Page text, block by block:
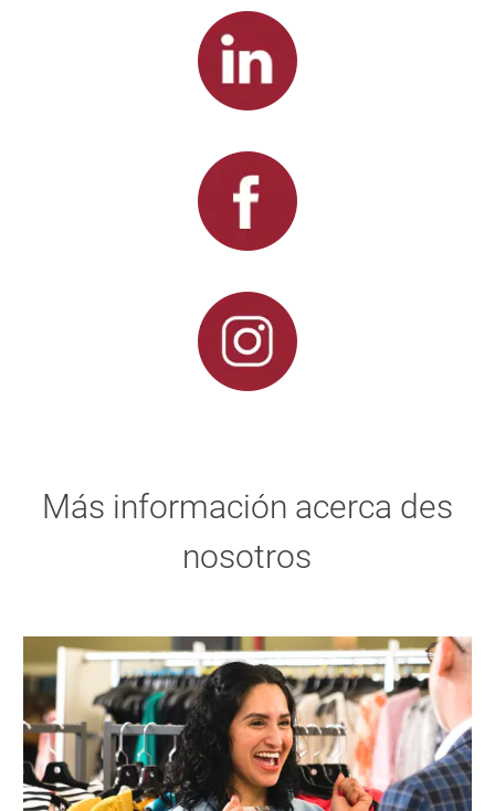
Más información acerca des
nosotros